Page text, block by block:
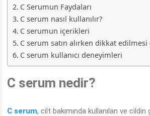
C Serumun Faydaları
C serum nasıl kullanılır?
C serumun içerikleri
C serum satın alırken dikkat
C serum kullanıcı deneyimleri
C serum nedir?
C serum, cilt bakımında kullanılan ve